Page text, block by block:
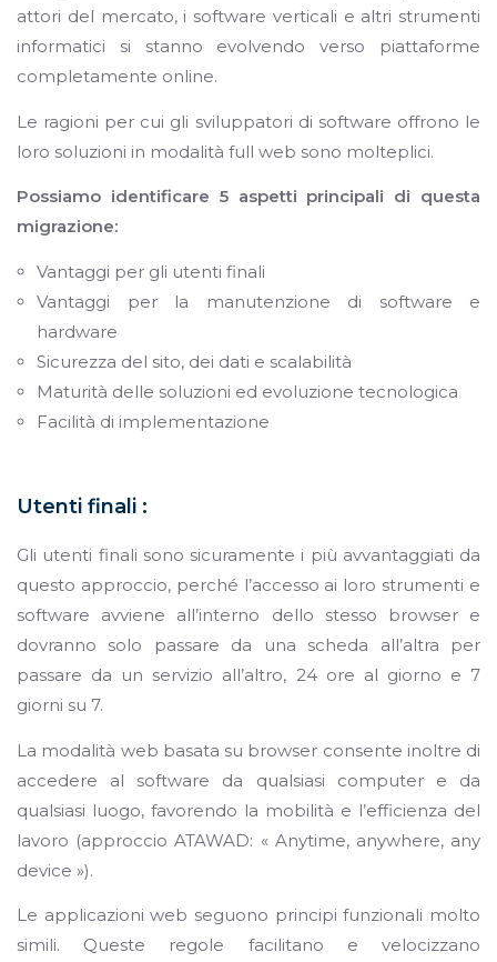
attori del mercato, i software verticali e altri strumenti
informatici si stanno evolvendo verso piattaforme
completamente online.
Le ragioni per cui gli sviluppatori di software offrono le
loro soluzioni in modalità full web sono molteplici.
Possiamo identificare 5 aspetti principali di questa
migrazione:
Vantaggi per gli utenti finali
Vantaggi per la manutenzione di software e
hardware
Sicurezza del sito, dei dati e scalabilità
Maturità delle soluzioni ed evoluzione tecnologica
Facilità di implementazione
Utenti finali :
Gli utenti finali sono sicuramente i più avvantaggiati da
questo approccio, perché l’accesso ai loro strumenti e
software avviene all’interno dello stesso browser e
dovranno solo passare da una scheda all’altra per
passare da un servizio all’altro, 24 ore al giorno e 7
giorni su 7.
La modalità web basata su browser consente inoltre di
accedere al software da qualsiasi computer e da
qualsiasi luogo, favorendo la mobilità e l’efficienza del
lavoro (approccio ATAWAD: « Anytime, anywhere, any
device »).
Le applicazioni web seguono principi funzionali molto
simili. Queste regole facilitano e velocizzano